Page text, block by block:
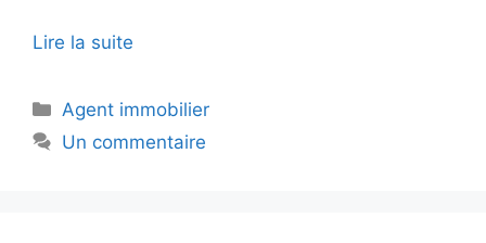
Lire la suite
Catégories
Agent immobilier
Un commentaire